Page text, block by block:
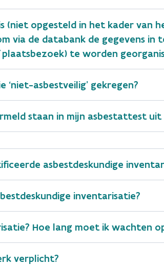
bewijs toe dat u de eigenaar bent
onroerende voorheffing met
aan de eigenaar bezorgen. Daarom
(niet opgesteld in het kader
via de databank de gegevens
te worden
‘niet-asbestveilig’ gekregen?
staan in mijn asbestattest
asbestdeskundige
inventarisatie?
Hoe lang moet ik wachten
verplicht?